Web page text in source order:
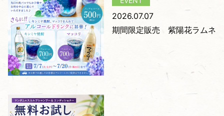
2026.07.07
期間限定販売 紫陽花ラムネ